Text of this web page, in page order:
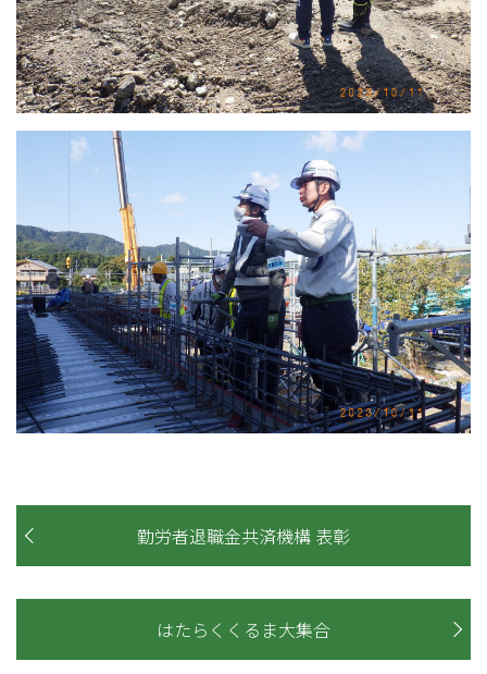
勤労者退職金共済機構 表彰
はたらくくるま大集合